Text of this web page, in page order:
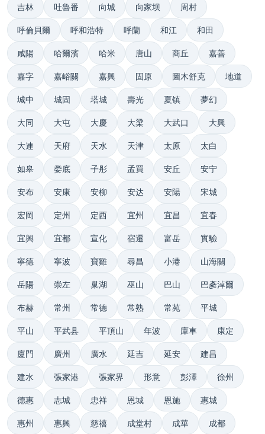
吉林 吐魯番 向城 向家坝 周村
呼倫貝爾 呼和浩特 呼蘭 和江 和田
咸陽 哈爾濱 哈米 唐山 商丘 嘉善
嘉字 嘉峪關 嘉興 固原 圖木舒克 地道
城中 城固 塔城 壽光 夏镇 夢幻
大同 大屯 大慶 大梁 大武口 大興
大連 天府 天水 天津 太原 太白
如皋 娄底 子彤 孟買 安丘 安宁
安布 安康 安柳 安达 安陽 宋城
宏岡 定州 定西 宜州 宜昌 宜春
宜興 宜都 宣化 宿遷 富岳 實驗
寧德 寧波 寶雞 尋昌 小港 山海關
岳陽 崇左 巢湖 巫山 巴山 巴彥淖爾
布赫 常州 常德 常熟 常苑 平城
平山 平武县 平頂山 年波 庫車 康定
廈門 廣州 廣水 延吉 延安 建昌
建水 張家港 張家界 形意 彭澤 徐州
德惠 志城 忠祥 恩城 恩施 惠城
惠州 惠興 慈禧 成堂村 成華 成都